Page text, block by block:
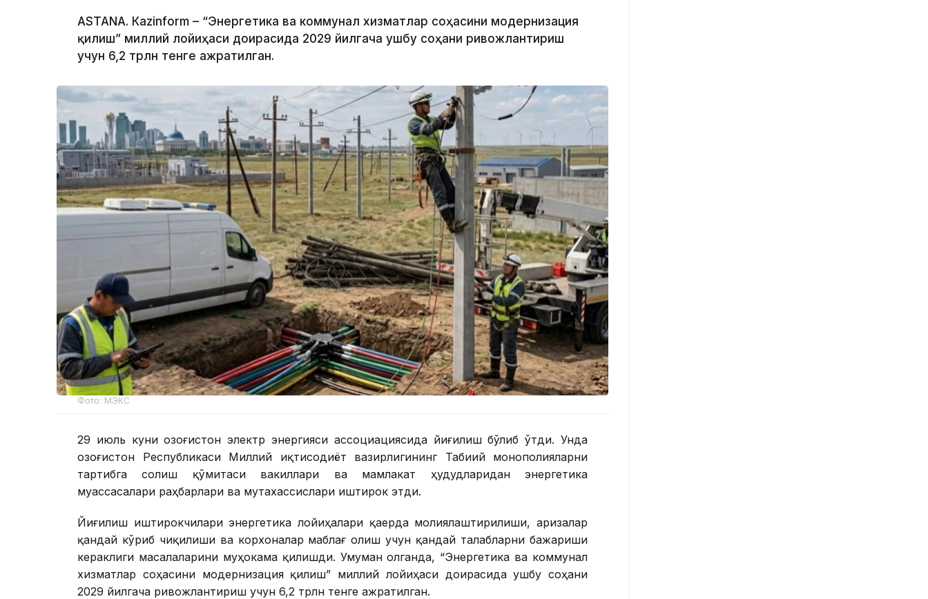
ASTANА. Кazinform – “Энергетика ва коммунал хизматлар соҳасини модернизация
қилиш” миллий лойиҳаси доирасида 2029 йилгача ушбу соҳани ривожлантириш
учун 6,2 трлн тенге ажратилган.
Фото: МЭКС
29 июль куни Қозоғистон электр энергияси ассоциациясида йиғилиш бўлиб ўтди. Унда
Қозоғистон Республикаси Миллий иқтисодиёт вазирлигининг Табиий монополияларни
тартибга солиш қўмитаси вакиллари ва мамлакат ҳудудларидан энергетика
муассасалари раҳбарлари ва мутахассислари иштирок этди.
Йиғилиш иштирокчилари энергетика лойиҳалари қаерда молиялаштирилиши, аризалар
қандай кўриб чиқилиши ва корхоналар маблағ олиш учун қандай талабларни бажариши
кераклиги масалаларини муҳокама қилишди. Умуман олганда, “Энергетика ва коммунал
хизматлар соҳасини модернизация қилиш” миллий лойиҳаси доирасида ушбу соҳани
2029 йилгача ривожлантириш учун 6,2 трлн тенге ажратилган.